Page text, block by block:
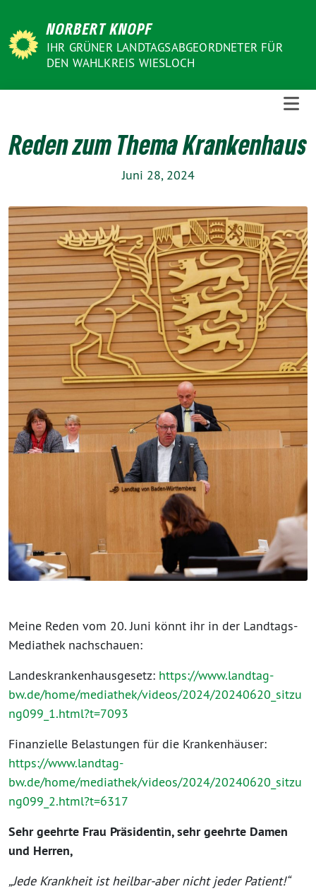
zum
Inhalt
NORBERT KNOPF
IHR GRÜNER LANDTAGSABGEORDNETER FÜR
DEN WAHLKREIS WIESLOCH
Reden zum Thema Krankenhaus
Juni 28, 2024
Meine Reden vom 20. Juni könnt ihr in der Landtags-
Mediathek nachschauen:
Landeskrankenhausgesetz: https://www.landtag-
bw.de/home/mediathek/videos/2024/20240620_sitzu
ng099_1.html?t=7093
Finanzielle Belastungen für die Krankenhäuser:
https://www.landtag-
bw.de/home/mediathek/videos/2024/20240620_sitzu
ng099_2.html?t=6317
Sehr geehrte Frau Präsidentin, sehr geehrte Damen
und Herren,
„Jede Krankheit ist heilbar-aber nicht jeder Patient!“